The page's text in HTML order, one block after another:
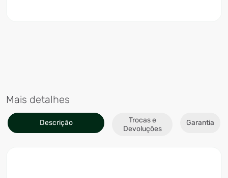
Mais detalhes
Descrição
Trocas e
Devoluções
Garantia